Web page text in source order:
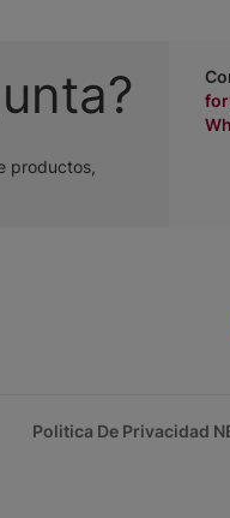
productos,
Politica De Privacidad